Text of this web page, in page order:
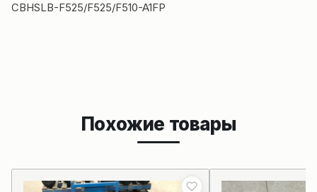
CBHSLB-F525/F525/F510-A1FP
Похожие товары